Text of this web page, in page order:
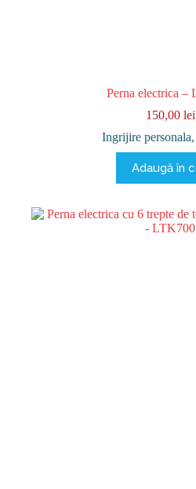
Perna electrica –
150,00 lei
Ingrijire personala
Adaugă în